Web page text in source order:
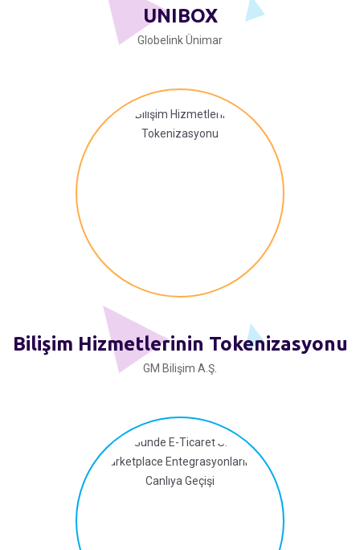
UNIBOX
Globelink Ünimar
Bilişim Hizmetlerinin Tokenizasyonu
GM Bilişim A.Ş.